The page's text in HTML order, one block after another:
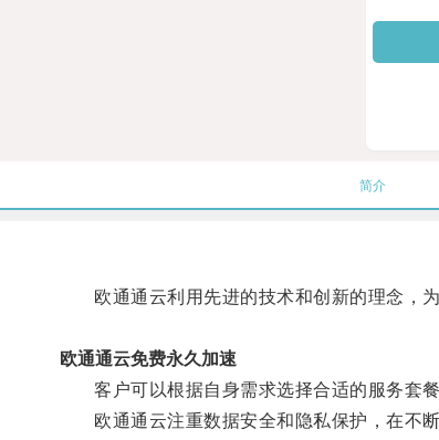
简介
欧通通云利用先进的技术和创新的理念，为
欧通通云免费永久加速
客户可以根据自身需求选择合适的服务套餐
欧通通云注重数据安全和隐私保护，在不断